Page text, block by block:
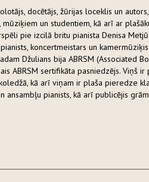
docētājs, žūrijas loceklis un
un studentiem, kā arī ar
pie izcilā britu pianista Denisa
koncertmeistars un
Džulians bija ABRSM (Associated
ABRSM sertifikāta pasniedzējs. Viņš
kā arī viņam ir plaša pieredze
ansambļu pianists, kā arī publicējis